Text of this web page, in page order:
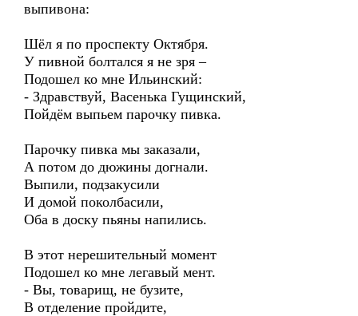
выпивона:
Шёл я по проспекту Октября.
У пивной болтался я не зря –
Подошел ко мне Ильинский:
- Здравствуй, Васенька Гущинский,
Пойдём выпьем парочку пивка.
Парочку пивка мы заказали,
А потом до дюжины догнали.
Выпили, подзакусили
И домой поколбасили,
Оба в доску пьяны напились.
В этот нерешительный момент
Подошел ко мне легавый мент.
- Вы, товарищ, не бузите,
В отделение пройдите,